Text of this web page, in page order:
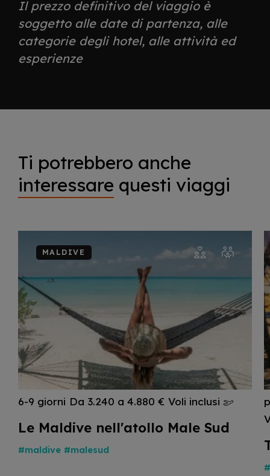
Il prezzo definitivo del viaggio è
soggetto alle date di partenza, alle
categorie degli hotel, alle attività ed
esperienze
Ti potrebbero anche
interessare questi viaggi
MALDIVE
6-9 giorni Da 3.240 a 4.880 € Voli inclusi
Le Maldive nell'atollo Male Sud
#maldive #malesud